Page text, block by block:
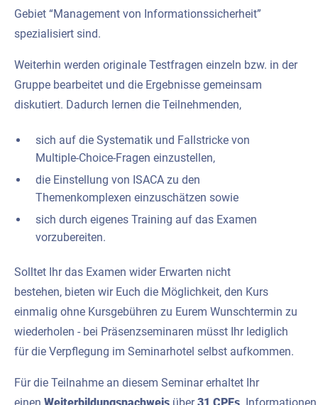
Gebiet “Management von Informationssicherheit”
spezialisiert sind.
Weiterhin werden originale Testfragen einzeln bzw. in der
Gruppe bearbeitet und die Ergebnisse gemeinsam
diskutiert. Dadurch lernen die Teilnehmenden,
sich auf die Systematik und Fallstricke von
Multiple-Choice-Fragen einzustellen,
die Einstellung von ISACA zu den
Themenkomplexen einzuschätzen sowie
sich durch eigenes Training auf das Examen
vorzubereiten.
Solltet Ihr das Examen wider Erwarten nicht
bestehen, bieten wir Euch die Möglichkeit, den Kurs
einmalig ohne Kursgebühren zu Eurem Wunschtermin zu
wiederholen - bei Präsenzseminaren müsst Ihr lediglich
für die Verpflegung im Seminarhotel selbst aufkommen.
Für die Teilnahme an diesem Seminar erhaltet Ihr